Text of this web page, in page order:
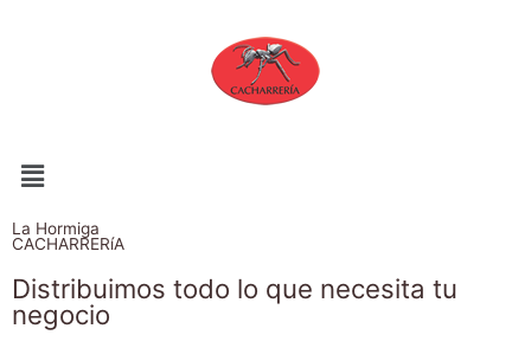
La Hormiga
CACHARRERíA
Distribuimos todo lo que necesita tu
negocio